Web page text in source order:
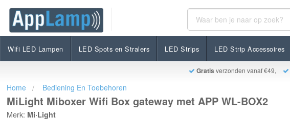
Wifi LED Lampen LED Spots en Stralers LED Strips LED Strip Accessoires
Gratis verzonden vanaf €49,
MiLight Miboxer Wifi Box gateway met APP WL-BOX2
€26,95 Op voorraad
Home Bediening En Toebehoren
MiLight Miboxer Wifi Box gateway met APP WL-BOX2
Merk: Mi·Light